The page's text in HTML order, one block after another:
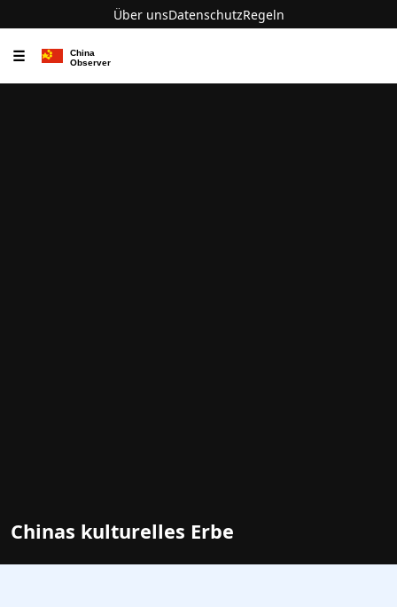
Über unsDatenschutzRegeln
☰
Chinas kulturelles Erbe